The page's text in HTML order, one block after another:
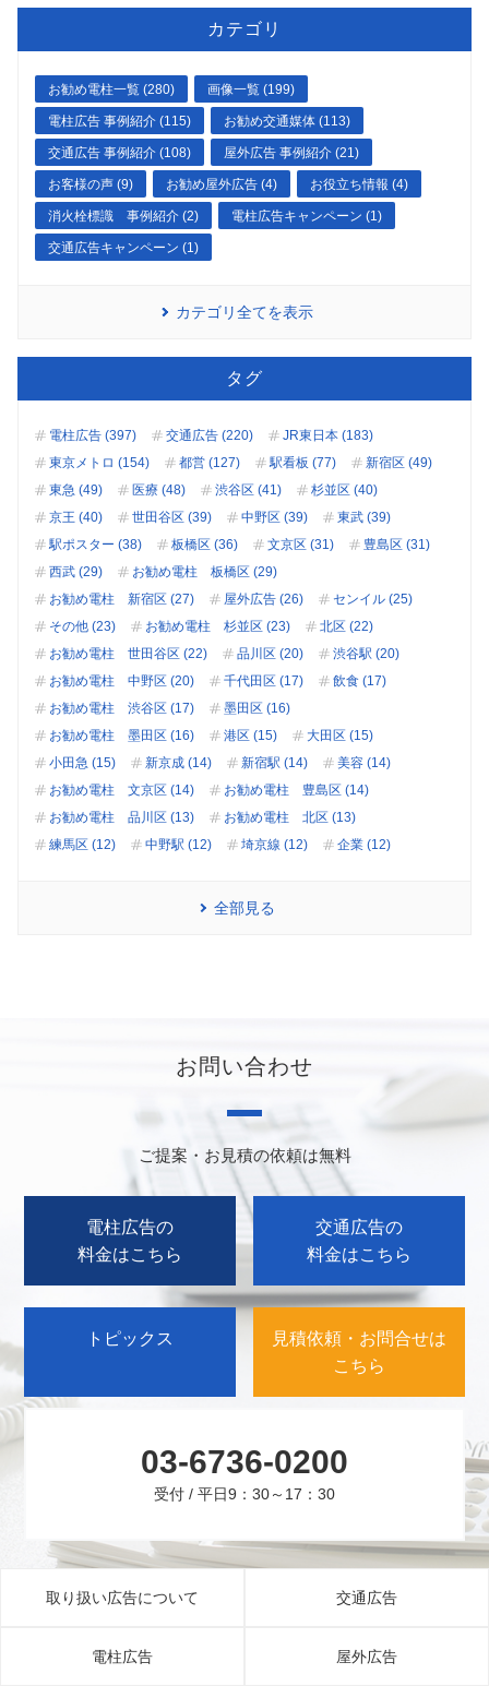
カテゴリ
お勧め電柱一覧 (280) 画像一覧 (199)
電柱広告 事例紹介 (115) お勧め交通媒体 (113)
交通広告 事例紹介 (108) 屋外広告 事例紹介 (21)
お客様の声 (9) お勧め屋外広告 (4) お役立ち情報 (4)
消火栓標識 事例紹介 (2) 電柱広告キャンペーン (1)
交通広告キャンペーン (1)
カテゴリ全てを表示
タグ
電柱広告 (397) 交通広告 (220)
JR東日本 (183)
東京メトロ (154)
都営 (127) 駅看板 (77)
新宿区 (49)
東急 (49)
医療 (48) 渋谷区 (41)
杉並区 (40)
京王 (40)
世田谷区 (39) 中野区 (39)
東武 (39)
駅ポスター (38)
板橋区 (36) 文京区 (31)
豊島区 (31)
西武 (29)
お勧め電柱 板橋区 (29)
お勧め電柱 新宿区 (27)
屋外広告 (26)
センイル (25)
その他 (23)
お勧め電柱 杉並区 (23)
北区 (22)
お勧め電柱 世田谷区 (22)
品川区 (20)
渋谷駅 (20)
お勧め電柱 中野区 (20)
千代田区 (17)
飲食 (17)
お勧め電柱 渋谷区 (17)
墨田区 (16)
お勧め電柱 墨田区 (16)
港区 (15)
大田区 (15)
小田急 (15)
新京成 (14) 新宿駅 (14)
美容 (14)
お勧め電柱 文京区 (14)
お勧め電柱 豊島区 (14)
お勧め電柱 品川区 (13)
お勧め電柱 北区 (13)
練馬区 (12)
中野駅 (12) 埼京線 (12) 企業 (12)
全部見る
お問い合わせ
ご提案・お見積の依頼は無料
電柱広告の
料金はこちら
交通広告の
料金はこちら
トピックス
見積依頼・お問合せは
こちら
03-6736-0200
受付 / 平日9：30～17：30
取り扱い広告について 交通広告
電柱広告 屋外広告